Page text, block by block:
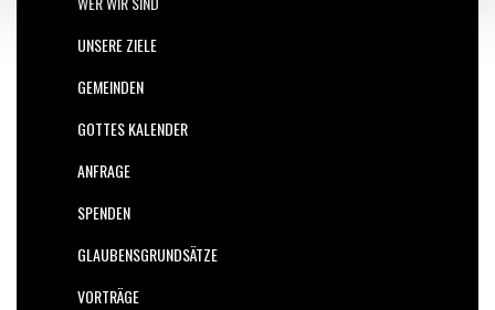
UNSERE ZIELE
GEMEINDEN
GOTTES KALENDER
ANFRAGE
SPENDEN
GLAUBENSGRUNDSÄTZE
VORTRÄGE